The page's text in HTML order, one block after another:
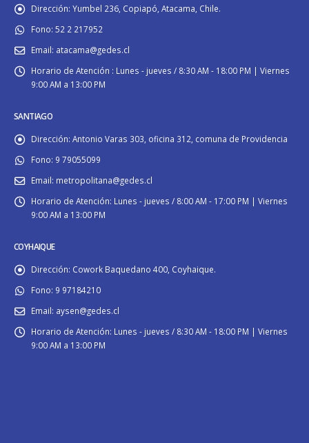
Dirección: Yumbel 236, Copiapó, Atacama, Chile.
Fono: 52 2 217952
Email: atacama@gedes.cl
Horario de Atención : Lunes - jueves / 8:30 AM - 18:00 PM | Viernes
9:00 AM a 13:00 PM
SANTIAGO
Dirección: Antonio Varas 303, oficina 312, comuna de Providencia
Fono: 9 79055099
Email: metropolitana@gedes.cl
Horario de Atención: Lunes - jueves / 8:00 AM - 17:00 PM | Viernes
9:00 AM a 13:00 PM
COYHAIQUE
Dirección: Cowork Baquedano 400, Coyhaique.
Fono: 9 97184210
Email: aysen@gedes.cl
Horario de Atención: Lunes - jueves / 8:30 AM - 18:00 PM | Viernes
9:00 AM a 13:00 PM